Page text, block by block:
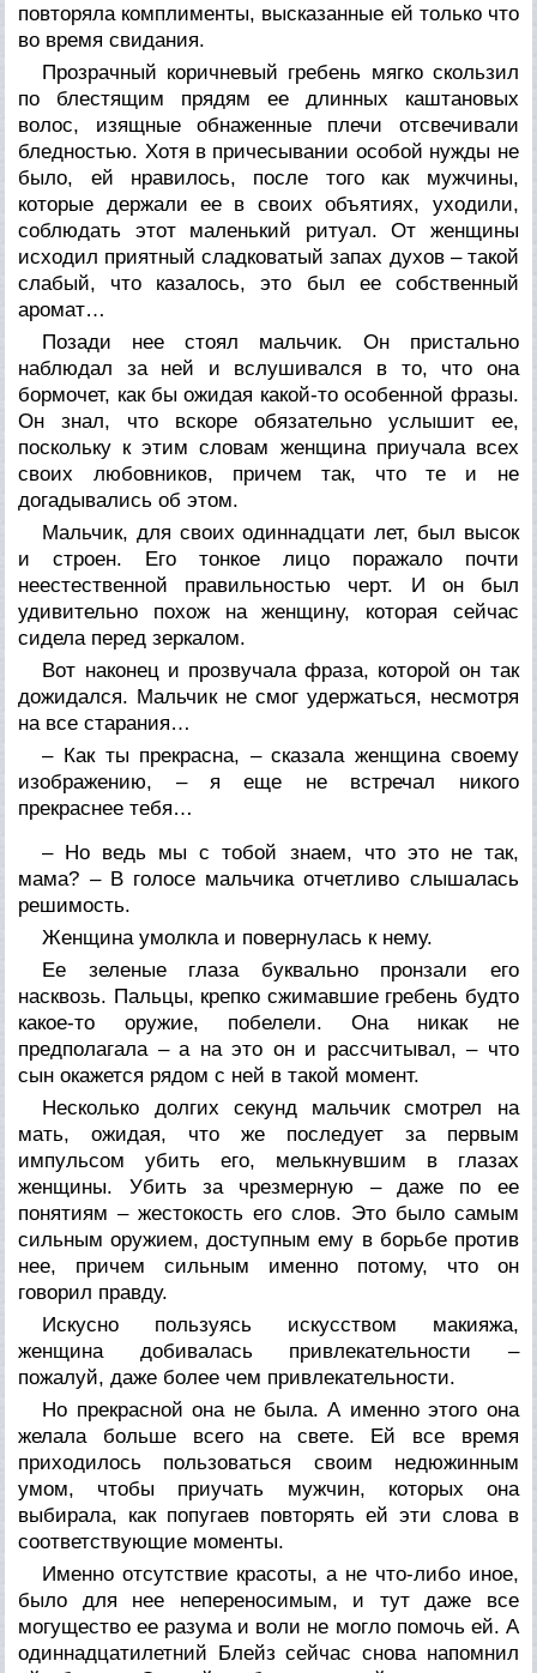
повторяла комплименты, высказанные ей только что
во время свидания.
Прозрачный коричневый гребень мягко скользил
по блестящим прядям ее длинных каштановых
волос, изящные обнаженные плечи отсвечивали
бледностью. Хотя в причесывании особой нужды не
было, ей нравилось, после того как мужчины,
которые держали ее в своих объятиях, уходили,
соблюдать этот маленький ритуал. От женщины
исходил приятный сладковатый запах духов – такой
слабый, что казалось, это был ее собственный
аромат…
Позади нее стоял мальчик. Он пристально
наблюдал за ней и вслушивался в то, что она
бормочет, как бы ожидая какой-то особенной фразы.
Он знал, что вскоре обязательно услышит ее,
поскольку к этим словам женщина приучала всех
своих любовников, причем так, что те и не
догадывались об этом.
Мальчик, для своих одиннадцати лет, был высок
и строен. Его тонкое лицо поражало почти
неестественной правильностью черт. И он был
удивительно похож на женщину, которая сейчас
сидела перед зеркалом.
Вот наконец и прозвучала фраза, которой он так
дожидался. Мальчик не смог удержаться, несмотря
на все старания…
– Как ты прекрасна, – сказала женщина своему
изображению, – я еще не встречал никого
прекраснее тебя…
– Но ведь мы с тобой знаем, что это не так,
мама? – В голосе мальчика отчетливо слышалась
решимость.
Женщина умолкла и повернулась к нему.
Ее зеленые глаза буквально пронзали его
насквозь. Пальцы, крепко сжимавшие гребень будто
какое-то оружие, побелели. Она никак не
предполагала – а на это он и рассчитывал, – что
сын окажется рядом с ней в такой момент.
Несколько долгих секунд мальчик смотрел на
мать, ожидая, что же последует за первым
импульсом убить его, мелькнувшим в глазах
женщины. Убить за чрезмерную – даже по ее
понятиям – жестокость его слов. Это было самым
сильным оружием, доступным ему в борьбе против
нее, причем сильным именно потому, что он
говорил правду.
Искусно пользуясь искусством макияжа,
женщина добивалась привлекательности –
пожалуй, даже более чем привлекательности.
Но прекрасной она не была. А именно этого она
желала больше всего на свете. Ей все время
приходилось пользоваться своим недюжинным
умом, чтобы приучать мужчин, которых она
выбирала, как попугаев повторять ей эти слова в
соответствующие моменты.
Именно отсутствие красоты, а не что-либо иное,
было для нее непереносимым, и тут даже все
могущество ее разума и воли не могло помочь ей. А
одиннадцатилетний Блейз сейчас снова напомнил